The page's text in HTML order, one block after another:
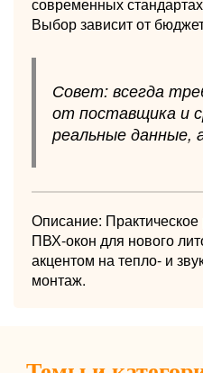
Выбор зависит от
Совет: всегда
от поставщика и
реальные данные,
Описание:
ПВХ-окон для нового
акцентом на тепло- и
монтаж.